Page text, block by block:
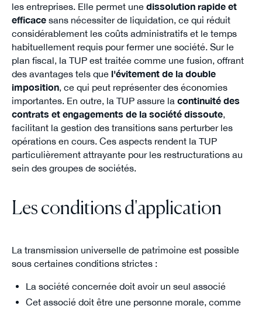
les entreprises. Elle permet une dissolution rapide et
efficacesans nécessiter de liquidation, ce qui réduit
considérablement les coûts administratifs et le temps
habituellement requis pour fermer une société. Sur le
plan fiscal, la TUP est traitée comme une fusion, offrant
des avantages tels que l'évitement de la double
imposition, ce qui peut représenter des économies
importantes. En outre, la TUP assure la continuité des
contrats et engagements de la société dissoute,
facilitant la gestion des transitions sans perturber les
opérations en cours. Ces aspects rendent la TUP
particulièrement attrayante pour les restructurations au
sein des groupes de sociétés.
Les conditions d'application
La transmission universelle de patrimoine est possible
sous certaines conditions strictes :
La société concernée doit avoir un seul associé
Cet associé doit être une personne morale, comme